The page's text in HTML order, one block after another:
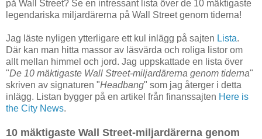
på Wall Street? Se en intressant lista över de 10 mäktigaste
legendariska miljardärerna på Wall Street genom tiderna!
Jag läste nyligen ytterligare ett kul inlägg på sajten Lista.
Där kan man hitta massor av läsvärda och roliga listor om
allt mellan himmel och jord. Jag uppskattade en lista över
"De 10 mäktigaste Wall Street-miljardärerna genom tiderna"
skriven av signaturen "Headbang" som jag återger i detta
inlägg. Listan bygger på en artikel från finanssajten Here is
the City News.
10 mäktigaste Wall Street-miljardärerna genom